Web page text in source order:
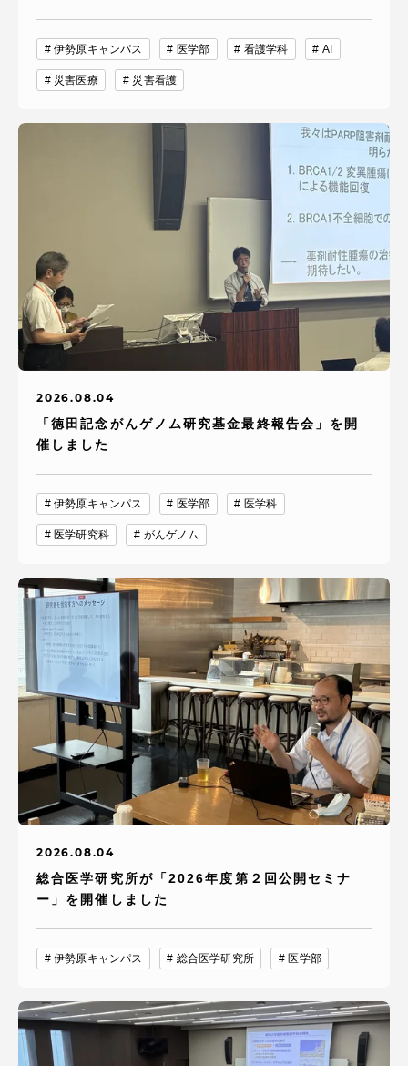
伊勢原キャンパス 医学部 看護学科 AI
災害医療 災害看護
2026.08.04
「徳田記念がんゲノム研究基金最終報告会」を開
催しました
伊勢原キャンパス 医学部 医学科
医学研究科 がんゲノム
2026.08.04
総合医学研究所が「2026年度第２回公開セミナ
ー」を開催しました
伊勢原キャンパス 総合医学研究所 医学部